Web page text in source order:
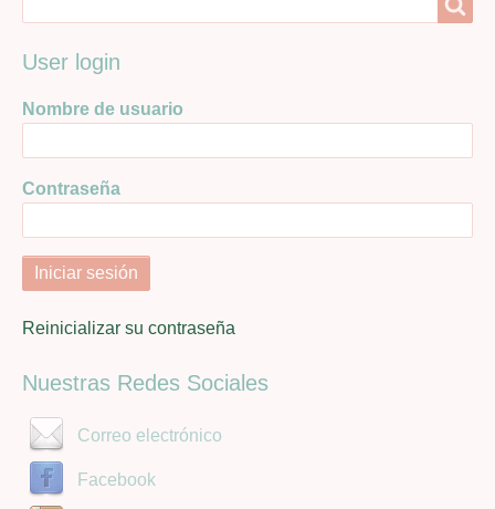
User login
Nombre de usuario
Contraseña
Reinicializar su contraseña
Nuestras Redes Sociales
Correo electrónico
Facebook